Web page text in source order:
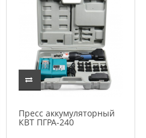
Пресс аккумуляторный
КВТ ПГРА-240